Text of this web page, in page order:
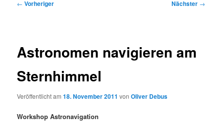
Beitragsnavigation
← Vorheriger Nächster →
Astronomen navigieren am
Sternhimmel
Veröffentlicht am18. November 2011 vonOliver Debus
Workshop Astronavigation